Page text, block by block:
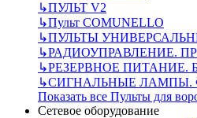
↳ПУЛЬТ V2
↳Пульт СOMUNELLO
↳ПУЛЬТЫ
↳РАДИОУПРАВЛЕНИЕ.
↳РЕЗЕРВНОЕ ПИТАНИЕ.
↳СИГНАЛЬНЫЕ ЛАМПЫ.
Показать все Пульты для
Сетевое оборудование